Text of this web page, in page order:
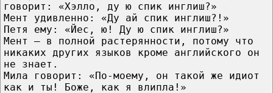
говорит: «Хэлло, ду ю спик инглиш?»
Мент удивленно: «Ду ай спик инглиш?!»
Петя ему: «Йес, ю! Ду ю спик инглиш?»
Мент – в полной растерянности, потому что
никаких других языков кроме английского он
не знает.
Мила говорит: «По-моему, он такой же идиот
как и ты! Боже, как я влипла!»